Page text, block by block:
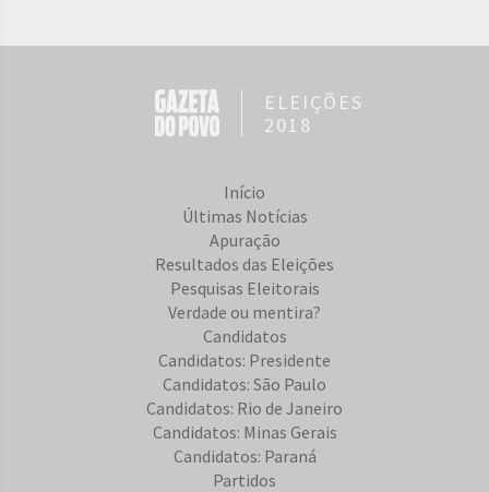
ELEIÇÕES
2018
Início
Últimas Notícias
Apuração
Resultados das Eleições
Pesquisas Eleitorais
Verdade ou mentira?
Candidatos
Candidatos: Presidente
Candidatos: São Paulo
Candidatos: Rio de Janeiro
Candidatos: Minas Gerais
Candidatos: Paraná
Partidos